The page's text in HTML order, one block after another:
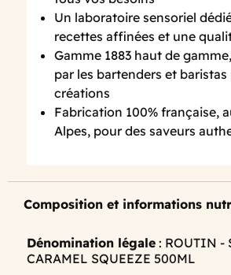
Un laboratoire sensoriel
recettes affinées et une
Gamme 1883 haut de
par les bartenders et baristas
créations
Fabrication 100% française,
Alpes, pour des saveurs
Composition et informations
Dénomination légale : ROUTIN -
CARAMEL SQUEEZE 500ML